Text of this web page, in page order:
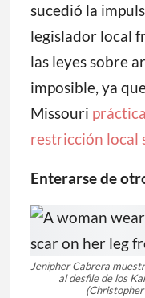
sucedió la
legislador local
las leyes sobre
imposible, ya
Missouri
restricción local
Enterarse de
Jenipher Cabrera
al desfile de los